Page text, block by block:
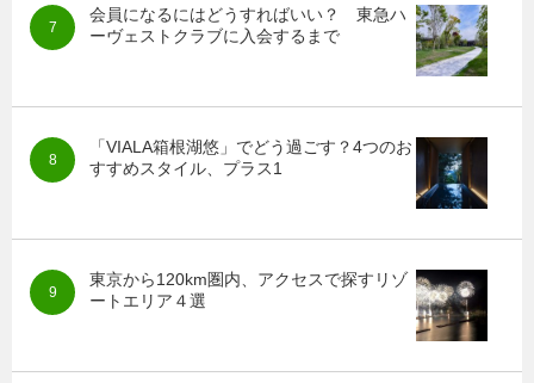
会員になるにはどうすればいい？ 東急ハ
ーヴェストクラブに入会するまで
「VIALA箱根湖悠」でどう過ごす？4つのお
すすめスタイル、プラス1
東京から120km圏内、アクセスで探すリゾ
ートエリア４選